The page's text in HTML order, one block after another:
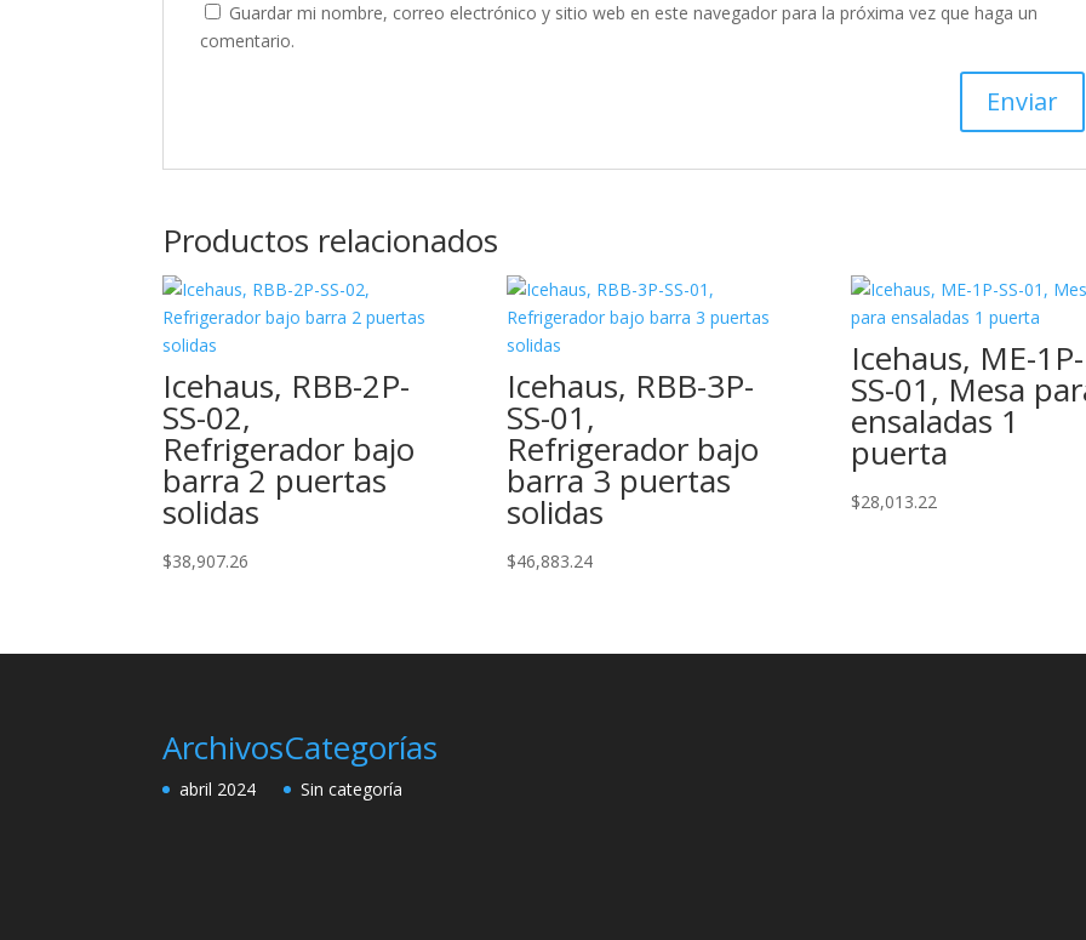
Guardar mi nombre, correo electrónico y sitio web en este navegador para la próxima vez que haga un
comentario.
Productos relacionados
Icehaus, RBB-2P-
SS-02,
Refrigerador bajo
barra 2 puertas
solidas
$38,907.26
Icehaus, RBB-3P-
SS-01,
Refrigerador bajo
barra 3 puertas
solidas
$46,883.24
Icehaus, ME-1P-
SS-01, Mesa
ensaladas 1
puerta
$28,013.22
Archivos
abril 2024
Categorías
Sin categoría